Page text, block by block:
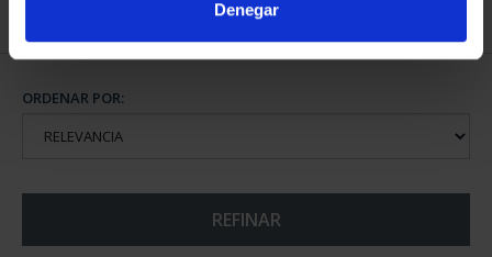
Denegar
ORDENAR POR:
REFINAR